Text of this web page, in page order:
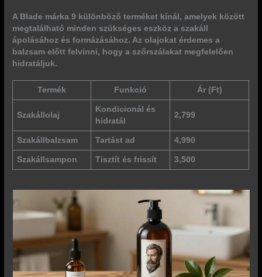
A Blade márka 9 különböző terméket kínál, amelyek között
megtalálható minden szükséges eszköz a szakáll
ápolásához és formázásához. Az olajokat érdemes a
balzsam előtt felvinni, hogy a szőrszálakat megfelelően
hidratáljuk.
Termék Funkció Ár (Ft)
Szakállolaj
Kondicionál és
hidratál
2,799
Szakállbalzsam Tartást ad 4,990
Szakállsampon Tisztít és frissít 3,500